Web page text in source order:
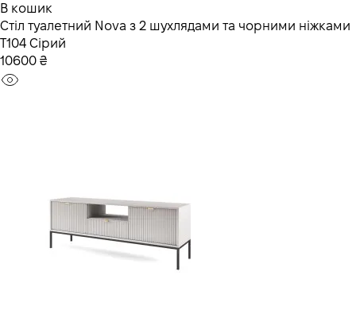
В кошик
Стіл туалетний Nova з 2 шухлядами та чорними ніжками
T104 Сірий
10600 ₴